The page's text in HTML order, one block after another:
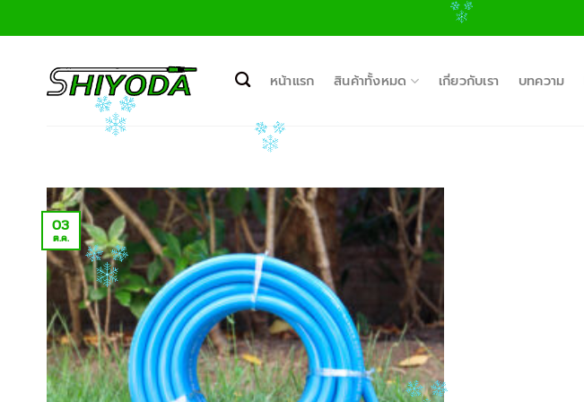
ไป
หน้าแรก สินค้าทั้งหมด เกี่ยวกับเรา บทความ
03
ต.ค.